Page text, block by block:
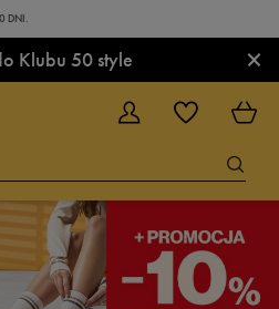
DNI.
Klubu 50 style ×